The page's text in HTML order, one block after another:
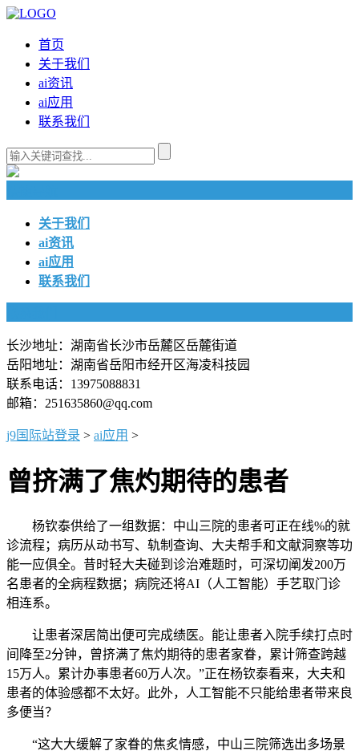
首页
关于我们
ai资讯
ai应用
联系我们
关于我们
ai资讯
ai应用
联系我们
长沙地址：湖南省长沙市岳麓区岳麓街道
岳阳地址：湖南省岳阳市经开区海凌科技园
联系电话：13975088831
邮箱：251635860@qq.com
j9国际站登录 > ai应用 >
曾挤满了焦灼期待的患者
杨钦泰供给了一组数据：中山三院的患者可正在线%的就
诊流程；病历从动书写、轨制查询、大夫帮手和文献洞察等功
能一应俱全。昔时轻大夫碰到诊治难题时，可深切阐发200万
名患者的全病程数据；病院还将AI（人工智能）手艺取门诊
相连系。
让患者深居简出便可完成绩医。能让患者入院手续打点时
间降至2分钟，曾挤满了焦灼期待的患者家眷，累计筛查跨越
15万人。累计办事患者60万人次。”正在杨钦泰看来，大夫和
患者的体验感都不太好。此外，人工智能不只能给患者带来良
多便当？
“这大大缓解了家眷的焦炙情感，中山三院筛选出多场景